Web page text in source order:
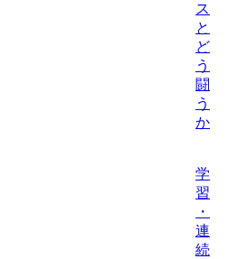
ス
と
ど
う
闘
う
か
学
習
・
連
続